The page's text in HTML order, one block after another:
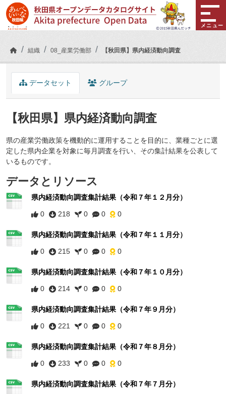
Skip to main content
メニュー
組織 08_産業労働部 【秋田県】県内経済動向調査
データセット グループ
【秋田県】県内経済動向調査
県の産業労働政策を機動的に運用することを目的に、業種ごとに選
定した県内企業を対象に毎月調査を行い、その集計結果を公表して
いるものです。
データとリソース
県内経済動向調査集計結果（令和７年１２月分）
0 218 0 0 0
県内経済動向調査集計結果（令和７年１１月分）
0 215 0 0 0
県内経済動向調査集計結果（令和７年１０月分）
0 214 0 0 0
県内経済動向調査集計結果（令和７年９月分）
0 221 0 0 0
県内経済動向調査集計結果（令和７年８月分）
0 233 0 0 0
県内経済動向調査集計結果（令和７年７月分）